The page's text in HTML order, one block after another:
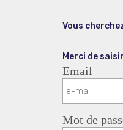
Vous
Merci de
Email
Mot de